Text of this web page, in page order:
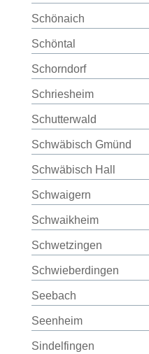
Schönaich
Schöntal
Schorndorf
Schriesheim
Schutterwald
Schwäbisch Gmünd
Schwäbisch Hall
Schwaigern
Schwaikheim
Schwetzingen
Schwieberdingen
Seebach
Seenheim
Sindelfingen